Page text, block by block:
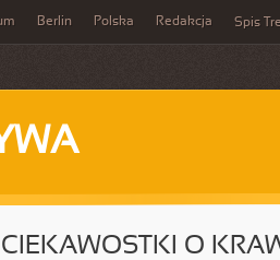
Berlin Polska Redakcja Spis
O